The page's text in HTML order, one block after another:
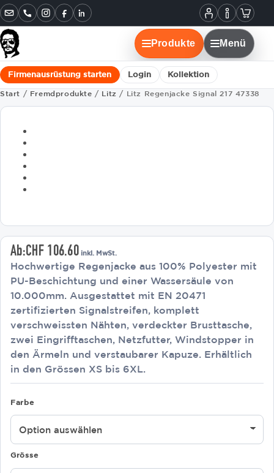
Mein
Konto
Informationen
Instagram
FacebookLinkedIn
Produkte Menü
Firmenausrüstung starten Login Kollektion
Start / Fremdprodukte / Litz / Litz Regenjacke Signal 217 47338
Ab:CHF 106.60 inkl. MwSt.
Hochwertige Regenjacke aus 100% Polyester mit
PU-Beschichtung und einer Wassersäule von
10.000mm. Ausgestattet mit EN 20471
zertifizierten Signalstreifen, komplett
verschweissten Nähten, verdeckter Brusttasche,
zwei Eingrifftaschen, Netzfutter, Windstopper in
den Ärmeln und verstaubarer Kapuze. Erhältlich
in den Grössen XS bis 6XL.
Farbe
Grösse